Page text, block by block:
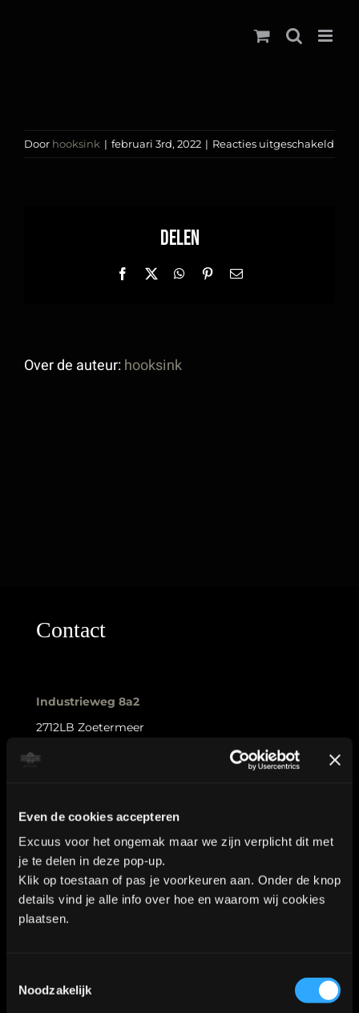
Even de cookies accepteren
Excuus voor het ongemak maar we zijn verplicht dit met
je te delen in deze pop-up.
Klik op toestaan of pas je voorkeuren aan. Onder de knop
details vind je alle info over hoe en waarom wij cookies
plaatsen.
Noodzakelijk
Door hooksink | februari 3rd, 2022 | Reacties uitgeschakeld
Delen
Facebook WhatsApp
Pinterest
E-
Over de auteur:hooksink
Contact
Industrieweg 8a2
2712LB Zoetermeer
KVK nummer: 90552571 | BTW nummer: NL002036941B22 |
Copyright © 2018-2026 | Tattoo Studio Hook’s Ink |
Algemene voorwaarden|Privacy Policy